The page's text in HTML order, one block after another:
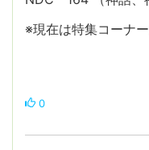
※現在は特集コーナ
0